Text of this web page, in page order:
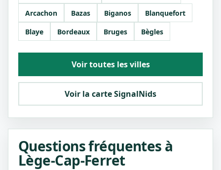
Arcachon
Bazas Biganos
Blanquefort
Blaye
Bordeaux Bruges Bègles
Voir toutes les villes
Voir la carte SignalNids
Questions fréquentes à
Lège-Cap-Ferret